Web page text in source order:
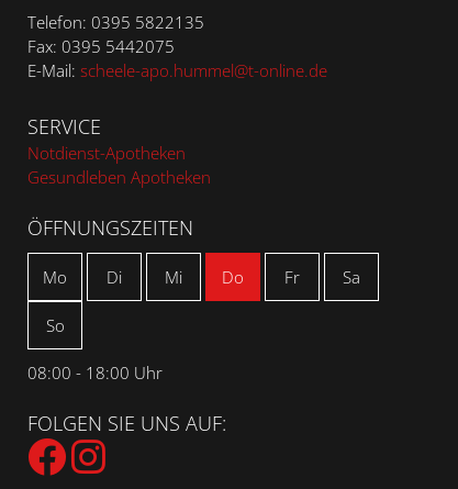
Telefon: 0395 5822135
Fax: 0395 5442075
E-Mail: scheele-apo.hummel@t-online.de
SERVICE
Notdienst-Apotheken
Gesundleben Apotheken
ÖFFNUNGSZEITEN
Mo Di Mi Do Fr Sa
So
08:00 - 18:00 Uhr
FOLGEN SIE UNS AUF: